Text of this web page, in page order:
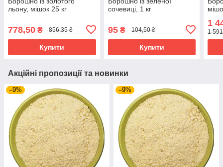
льону, мішок 25 кг
778,50 ₴ 856,35 ₴
Купити
сочевиці, 1 кг
95₴ 104,50 ₴
Купити
1
1
Акційні пропозиції та новинки
–9% –9%